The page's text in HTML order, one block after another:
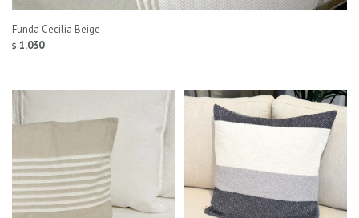
Funda Cecilia Beige
$ 1.030